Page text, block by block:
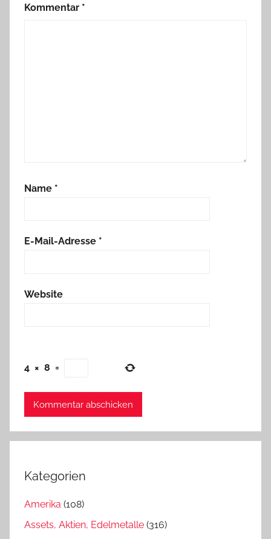
Kommentar *
Name *
E-Mail-Adresse *
Website
4 × 8 =
Kategorien
Amerika (108)
Assets, Aktien, Edelmetalle (316)